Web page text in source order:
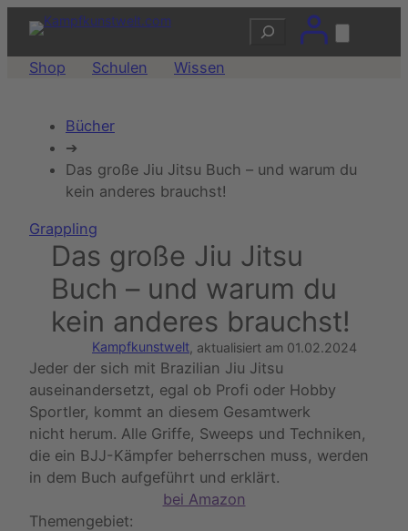
Zum
Inhalt
springen
Suchen
Shop Schulen Wissen
Bücher
➔
Das große Jiu Jitsu Buch – und warum du
kein anderes brauchst!
Grappling
Das große Jiu Jitsu
Buch – und warum du
kein anderes brauchst!
Kampfkunstwelt , aktualisiert am 01.02.2024
Jeder der sich mit Brazilian Jiu Jitsu
auseinandersetzt, egal ob Profi oder Hobby
Sportler, kommt an diesem Gesamtwerk
nicht herum. Alle Griffe, Sweeps und Techniken,
die ein BJJ-Kämpfer beherrschen muss, werden
in dem Buch aufgeführt und erklärt.
bei Amazon
Themengebiet: